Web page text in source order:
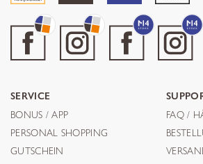
SERVICE
BONUS / APP
PERSONAL SHOPPING
GUTSCHEIN
FAQ /